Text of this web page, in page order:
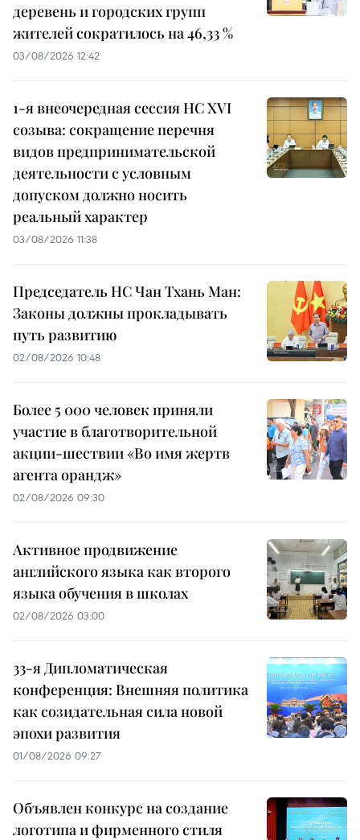
деревень и городских групп
жителей сократилось на 46,33 %
03/08/2026 12:42
1-я внеочередная сессия НС XVI
созыва: сокращение перечня
видов предпринимательской
деятельности с условным
допуском должно носить
реальный характер
03/08/2026 11:38
Председатель НС Чан Тхань Ман:
Законы должны прокладывать
путь развитию
02/08/2026 10:48
Более 5 000 человек приняли
участие в благотворительной
акции-шествии «Во имя жертв
агента орандж»
02/08/2026 09:30
Активное продвижение
английского языка как второго
языка обучения в школах
02/08/2026 03:00
33-я Дипломатическая
конференция: Внешняя политика
как созидательная сила новой
эпохи развития
01/08/2026 09:27
Объявлен конкурс на создание
логотипа и фирменного стиля